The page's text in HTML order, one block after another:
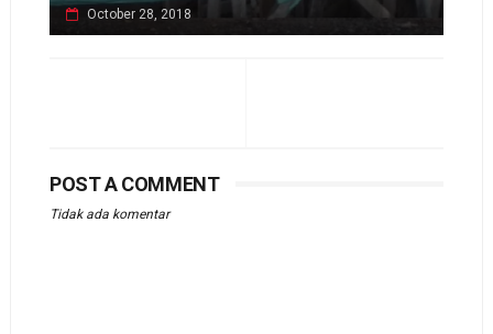
October 28, 2018
POST A COMMENT
Tidak ada komentar